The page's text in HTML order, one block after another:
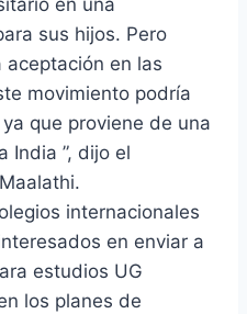
en una
sus hijos. Pero
en las
movimiento podría
que proviene de una
India ”, dijo el
internacionales
​​en enviar a
estudios UG
los planes de